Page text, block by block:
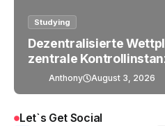
Studying
Dezentralisierte
zentrale
Anthony August 3, 2026
Let`s Get Social